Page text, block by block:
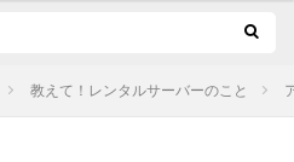
教えて！レンタルサーバーのこと